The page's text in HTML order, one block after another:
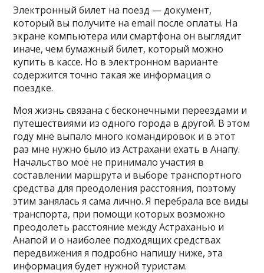
Электронный билет на поезд — документ,
который вы получите на email после оплаты. На
экране компьютера или смартфона он выглядит
иначе, чем бумажный билет, который можно
купить в кассе. Но в электронном варианте
содержится точно такая же информация о
поездке.
Моя жизнь связана с бесконечными переездами и
путешествиями из одного города в другой. В этом
году мне выпало много командировок и в этот
раз мне нужно было из Астрахани ехать в Анапу.
Начальство моё не принимало участия в
составлении маршрута и выборе транспортного
средства для преодоления расстояния, поэтому
этим занялась я сама лично. Я перебрала все виды
транспорта, при помощи которых возможно
преодолеть расстояние между Астраханью и
Анапой и о наиболее подходящих средствах
передвижения я подробно напишу ниже, эта
информация будет нужной туристам.